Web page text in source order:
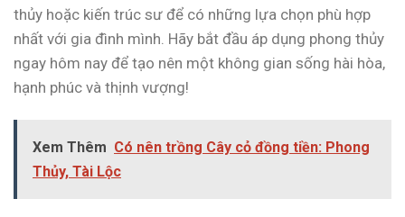
thủy hoặc kiến trúc sư để có những lựa chọn phù hợp
nhất với gia đình mình. Hãy bắt đầu áp dụng phong thủy
ngay hôm nay để tạo nên một không gian sống hài hòa,
hạnh phúc và thịnh vượng!
Xem Thêm Có nên trồng Cây cỏ đồng tiền: Phong
Thủy, Tài Lộc